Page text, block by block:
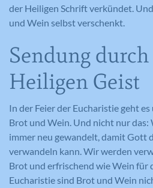
der Heiligen Schrift verkündet.
und Wein selbst verschenkt.
Sendung
Heiligen Geist
In der Feier der Eucharistie geht
Brot und Wein. Und nicht nur das:
immer neu gewandelt, damit Gott
verwandeln kann. Wir werden
Brot und erfrischend wie Wein für
Eucharistie sind Brot und Wein